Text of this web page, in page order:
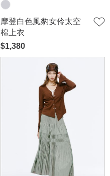
摩登白色風豹女伶太空
棉上衣
$1,380